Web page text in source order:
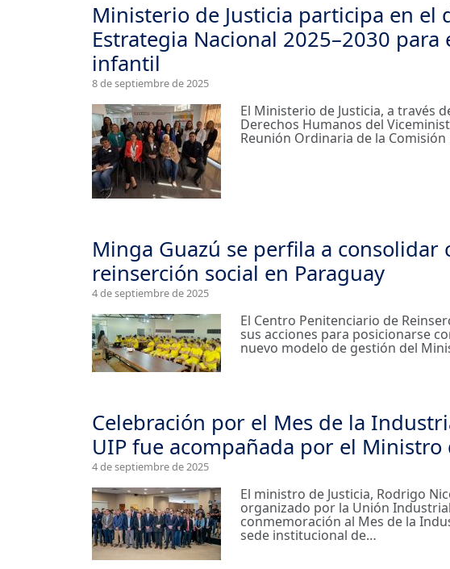
Ministerio de Justicia participa en el
Estrategia Nacional 2025–2030
infantil
8 de septiembre de 2025
El Ministerio de Justicia, a través
Derechos Humanos del
Reunión Ordinaria de la
Minga Guazú se perfila a consolidar
reinserción social en Paraguay
4 de septiembre de 2025
El Centro Penitenciario de
sus acciones para posicionarse
nuevo modelo de gestión del
Celebración por el Mes de la
UIP fue acompañada por el Ministro
4 de septiembre de 2025
El ministro de Justicia, Rodrigo
organizado por la Unión
conmemoración al Mes de la
sede institucional de…